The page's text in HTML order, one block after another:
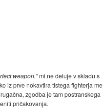
weapon."mi ne deluje v skladu s
iz prve nokavtira tistega fighterja me
zgodba je tam postranskega
pričakovanja.